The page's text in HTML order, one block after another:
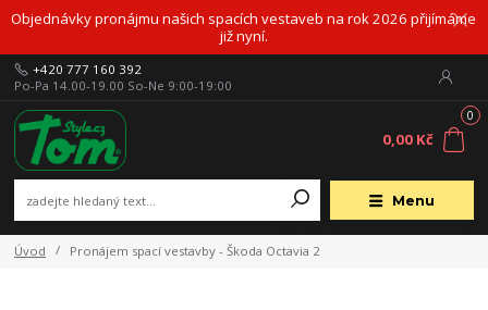
Objednávky pronájmu našich spacích vestaveb na rok 2026 přijímáme
již nyní.
Menu
+420 777 160 392
Po-Pa 14.00-19.00 So-Ne 9:00-19:00
0
0,00 Kč
Úvod Pronájem spací vestavby - Škoda Octavia 2